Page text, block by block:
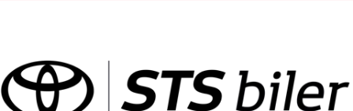
FINANSIERING